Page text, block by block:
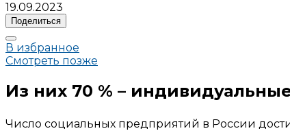
19.09.2023
Поделиться
В избранное
Смотреть позже
Из них 70 % –
Число социальных предприятий в России